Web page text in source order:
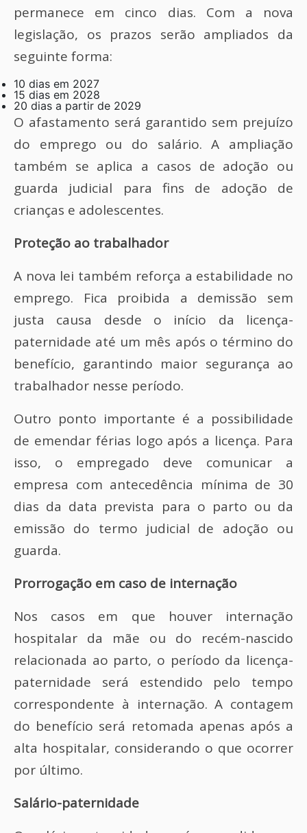
permanece em cinco dias. Com a nova
legislação, os prazos serão ampliados da
seguinte forma:
10 dias em 2027
15 dias em 2028
20 dias a partir de 2029
O afastamento será garantido sem prejuízo
do emprego ou do salário. A ampliação
também se aplica a casos de adoção ou
guarda judicial para fins de adoção de
crianças e adolescentes.
Proteção ao trabalhador
A nova lei também reforça a estabilidade no
emprego. Fica proibida a demissão sem
justa causa desde o início da licença-
paternidade até um mês após o término do
benefício, garantindo maior segurança ao
trabalhador nesse período.
Outro ponto importante é a possibilidade
de emendar férias logo após a licença. Para
isso, o empregado deve comunicar a
empresa com antecedência mínima de 30
dias da data prevista para o parto ou da
emissão do termo judicial de adoção ou
guarda.
Prorrogação em caso de internação
Nos casos em que houver internação
hospitalar da mãe ou do recém-nascido
relacionada ao parto, o período da licença-
paternidade será estendido pelo tempo
correspondente à internação. A contagem
do benefício será retomada apenas após a
alta hospitalar, considerando o que ocorrer
por último.
Salário-paternidade